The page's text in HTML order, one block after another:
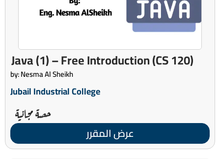
(CS 120) Java (1) – Free Introduction
by: Nesma Al Sheikh
Jubail Industrial College
حصة مجانية
عرض المقرر